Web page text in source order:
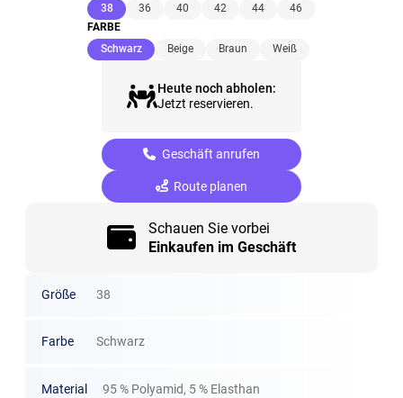
38(ausgewählt)
36 40 42 44
46
FARBE
Schwarz(ausgewählt)
Beige Braun Weiß
Heute noch abholen:
Jetzt reservieren.
Geschäft anrufen
Route planen
Schauen Sie vorbei
Einkaufen im Geschäft
Größe 38
Farbe Schwarz
Material 95 % Polyamid, 5 % Elasthan